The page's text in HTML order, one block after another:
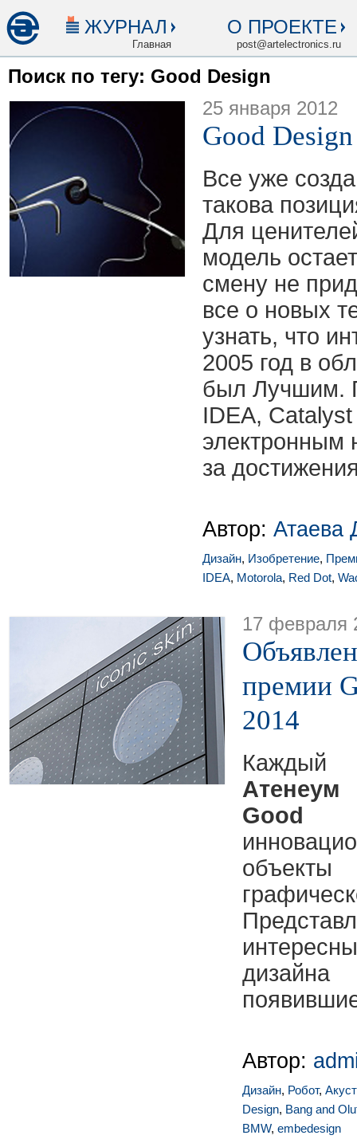
ЖУРНАЛ
Главная
О ПРОЕКТЕ
post@artelectronics.ru
Поиск по тегу: Good Design
25 января 2012
Good Design
Все уже
такова
Для
модель
смену не
все о новых
узнать, что
2005 год в
был Лучшим.
IDEA,
электронным
за
Автор: Атаева
Дизайн, Изобретение,
IDEA, Motorola, Red Dot,
17 февраля
премии
2014
Атенеум
Good
Автор:
Дизайн, Робот,
Design, Bang and
BMW, embedesign